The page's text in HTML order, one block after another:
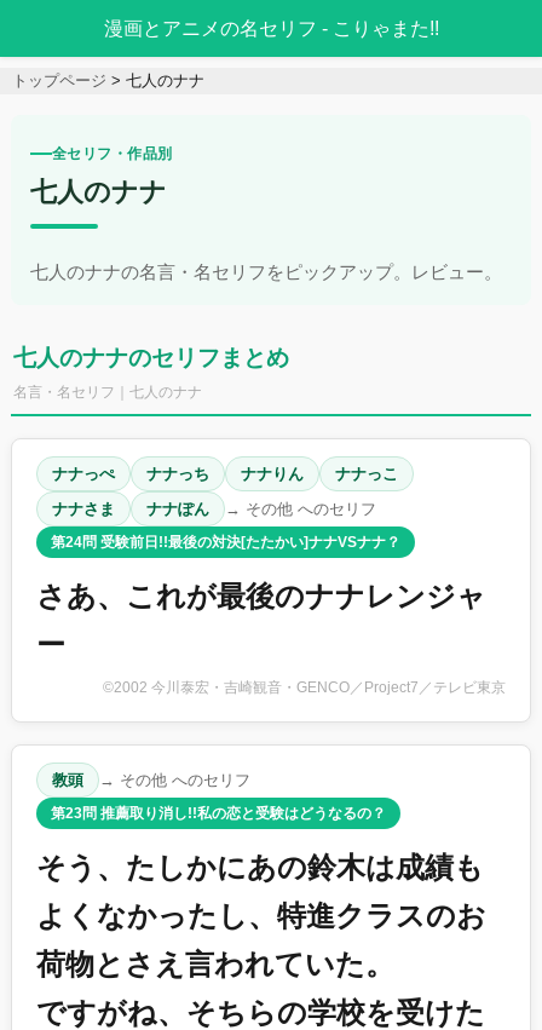
漫画とアニメの名セリフ - こりゃまた!!
トップページ 七人のナナ
全セリフ・作品別
七人のナナ
七人のナナの名言・名セリフをピックアップ。レビュー。
七人のナナのセリフまとめ
名言・名セリフ｜七人のナナ
ナナっぺ ナナっち ナナりん
ナナっこ
ナナさま
ナナぽん → その他 へのセリフ
第24問 受験前日!!最後の対決[たたかい]ナナVSナナ？
さあ、これが最後のナナレンジャ
ー
©2002 今川泰宏・吉崎観音・GENCO／Project7／テレビ東京
教頭 → その他 へのセリフ
第23問 推薦取り消し!!私の恋と受験はどうなるの？
そう、たしかにあの鈴木は成績も
よくなかったし、特進クラスのお
荷物とさえ言われていた。
ですがね、そちらの学校を受けた